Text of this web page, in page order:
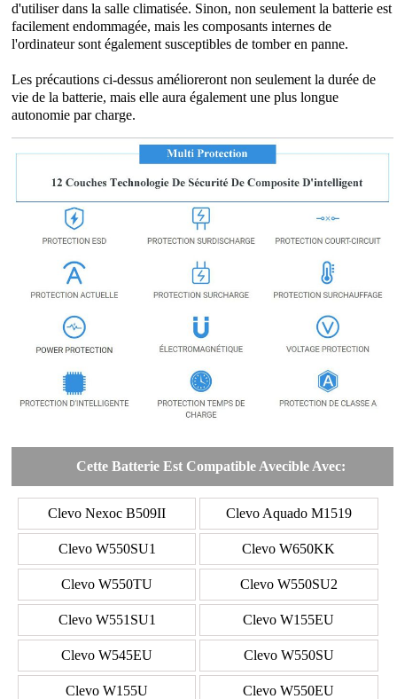
d'utiliser dans la salle climatisée. Sinon, non seulement la batterie est
facilement endommagée, mais les composants internes de
l'ordinateur sont également susceptibles de tomber en panne.
Les précautions ci-dessus amélioreront non seulement la durée de
vie de la batterie, mais elle aura également une plus longue
autonomie par charge.
Cette Batterie Est Compatible Avecible Avec:
Clevo Nexoc B509II Clevo Aquado M1519
Clevo W550SU1 Clevo W650KK
Clevo W550TU Clevo W550SU2
Clevo W551SU1 Clevo W155EU
Clevo W545EU Clevo W550SU
Clevo W155U Clevo W550EU